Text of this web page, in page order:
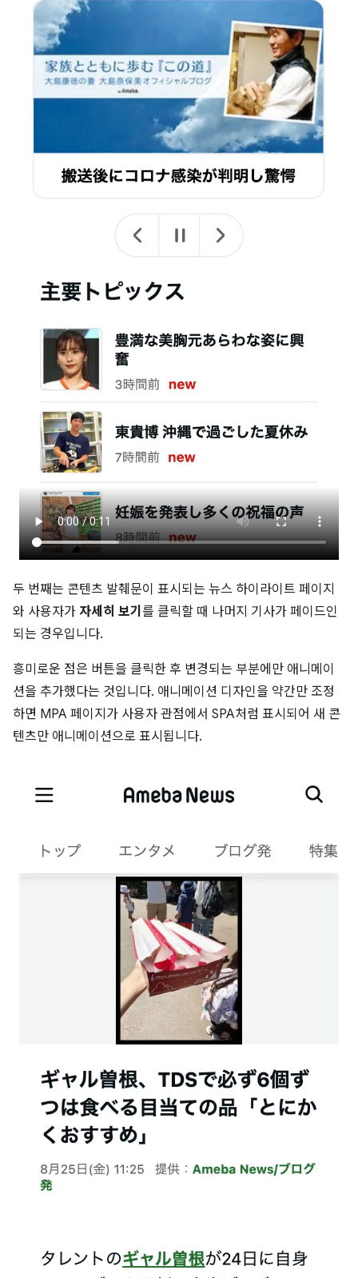
두 번째는 콘텐츠 발췌문이 표시되는 뉴스 하이라이트 페이지
와 사용자가 자세히 보기 를 클릭할 때 나머지 기사가 페이드인
되는 경우입니다.
흥미로운 점은 버튼을 클릭한 후 변경되는 부분에만 애니메이
션을 추가했다는 것입니다. 애니메이션 디자인을 약간만 조정
하면 MPA 페이지가 사용자 관점에서 SPA처럼 표시되어 새 콘
텐츠만 애니메이션으로 표시됩니다.